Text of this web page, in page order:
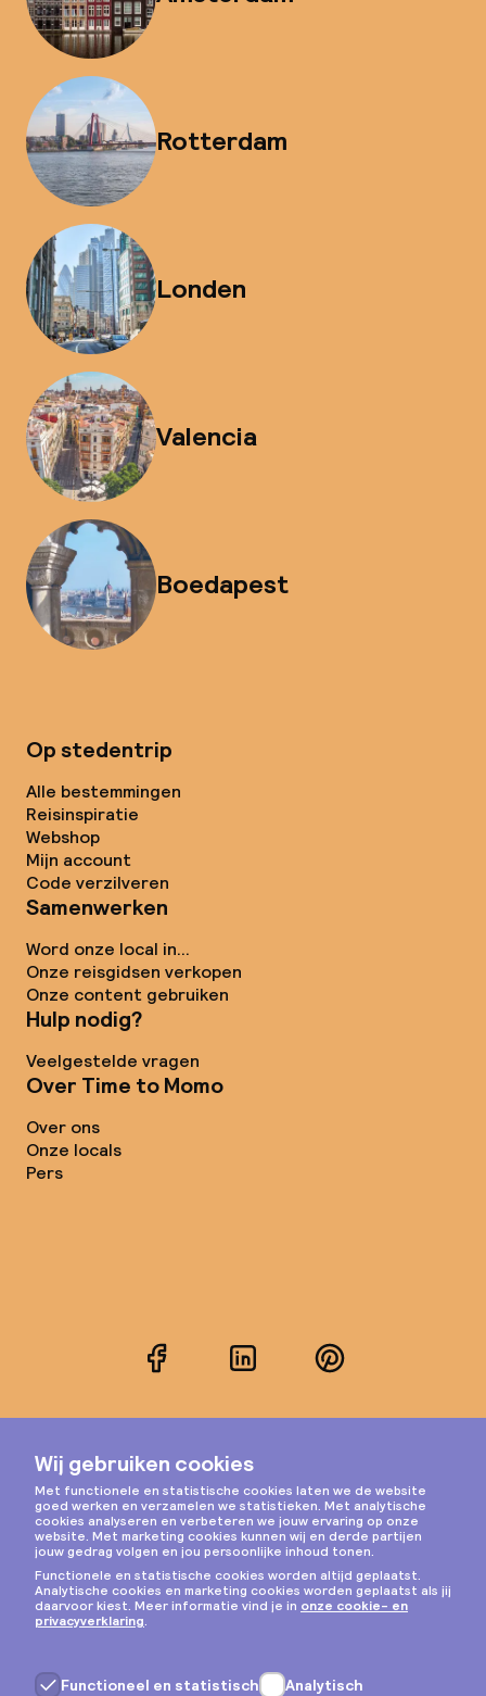
Rotterdam
Londen
Valencia
Boedapest
Op stedentrip
Alle bestemmingen
Reisinspiratie
Webshop
Mijn account
Code verzilveren
Samenwerken
Word onze local in...
Onze reisgidsen verkopen
Onze content gebruiken
Hulp nodig?
Veelgestelde vragen
Over Time to Momo
Over ons
Onze locals
Pers
FacebookLinkedInPinterest
Instagram
Privacy & cookies
Algemene voorwaarden